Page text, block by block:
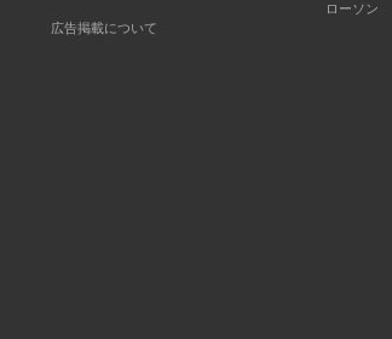
広告掲載について
ローソン